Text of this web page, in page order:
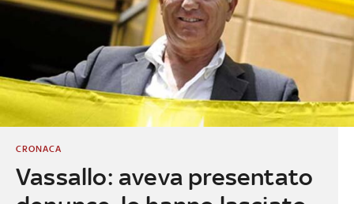
Vassallo: aveva presentato
CRONACA